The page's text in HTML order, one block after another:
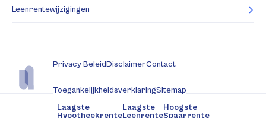
Leenrentewijzigingen
Privacy BeleidDisclaimerContact
ToegankelijkheidsverklaringSitemap
Laagste
Hypotheekrente
Laagste
Leenrente
Hoogste
Spaarrente